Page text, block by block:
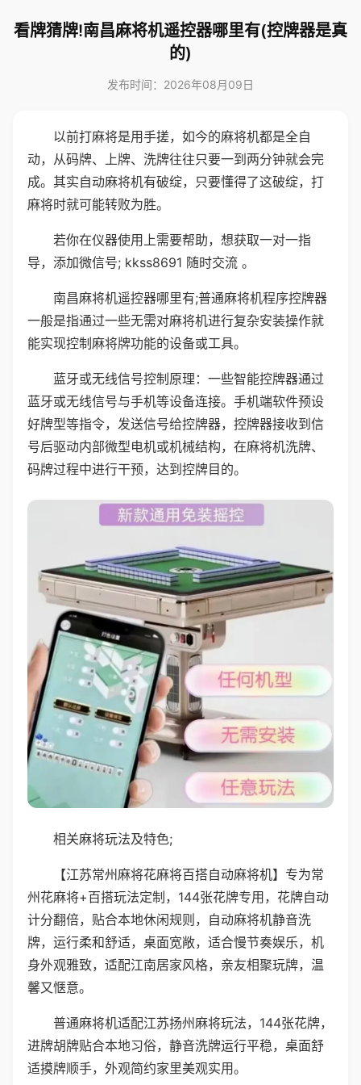
看牌猜牌!南昌麻将机遥控器哪里有(控牌器是真
的)
发布时间：2026年08月09日
以前打麻将是用手搓，如今的麻将机都是全自
动，从码牌、上牌、洗牌往往只要一到两分钟就会完
成。其实自动麻将机有破绽，只要懂得了这破绽，打
麻将时就可能转败为胜。
若你在仪器使用上需要帮助，想获取一对一指
导，添加微信号; kkss8691 随时交流 。
南昌麻将机遥控器哪里有;普通麻将机程序控牌器
一般是指通过一些无需对麻将机进行复杂安装操作就
能实现控制麻将牌功能的设备或工具。
蓝牙或无线信号控制原理：一些智能控牌器通过
蓝牙或无线信号与手机等设备连接。手机端软件预设
好牌型等指令，发送信号给控牌器，控牌器接收到信
号后驱动内部微型电机或机械结构，在麻将机洗牌、
码牌过程中进行干预，达到控牌目的。
相关麻将玩法及特色;
【江苏常州麻将花麻将百搭自动麻将机】专为常
州花麻将+百搭玩法定制，144张花牌专用，花牌自动
计分翻倍，贴合本地休闲规则，自动麻将机静音洗
牌，运行柔和舒适，桌面宽敞，适合慢节奏娱乐，机
身外观雅致，适配江南居家风格，亲友相聚玩牌，温
馨又惬意。
普通麻将机适配江苏扬州麻将玩法，144张花牌，
进牌胡牌贴合本地习俗，静音洗牌运行平稳，桌面舒
适摸牌顺手，外观简约家里美观实用。